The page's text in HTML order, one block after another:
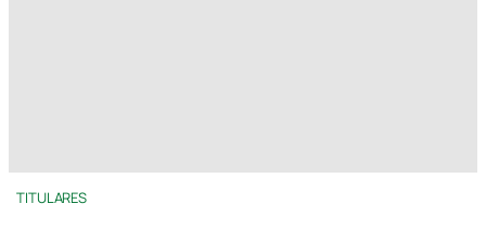
TITULARES